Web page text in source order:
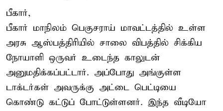
பீகார்,
பீகார் மாநிலம் பெகுசராய் மாவட்டத்தில் உள்ள
அரசு ஆஸ்பத்திரியில் சாலை விபத்தில் சிக்கிய
நோயாளி ஒருவர் உடைந்த காலுடன்
அனுமதிக்கப்பட்டார். அப்போது அங்குள்ள
டாக்டர்கள் அவருக்கு அட்டை பெட்டியை
கொண்டு கட்டுப் போட்டுள்ளனர். இந்த வீடியோ